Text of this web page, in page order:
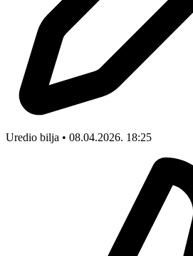
Uredio bilja • 08.04.2026. 18:25